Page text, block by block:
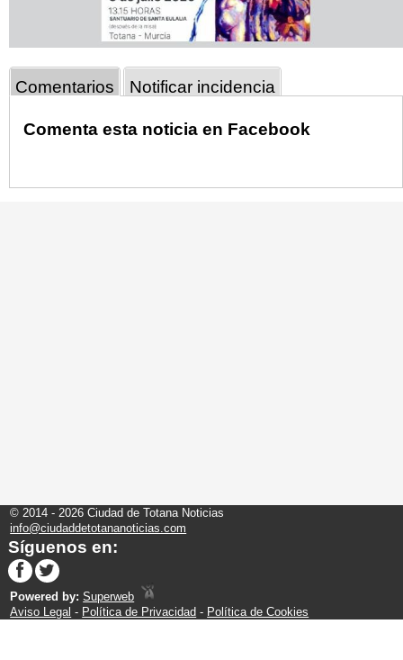
Comentarios Notificar incidencia
Comenta esta noticia en Facebook
© 2014 - 2026 Ciudad de Totana Noticias
info@ciudaddetotananoticias.com
Síguenos en:
Powered by:Superweb
Aviso Legal - Política de Privacidad - Política de Cookies